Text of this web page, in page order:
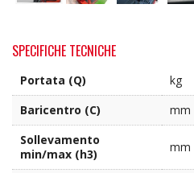
SPECIFICHE TECNICHE
Portata (Q) kg
Baricentro (C)
mm
Sollevamento
min/max (h3)
mm